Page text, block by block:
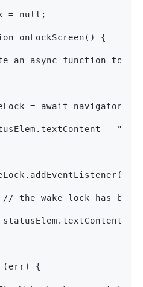
= null;
onLockScreen() {
an async function to
= await
= "唤醒
the wake lock has been
= "
{